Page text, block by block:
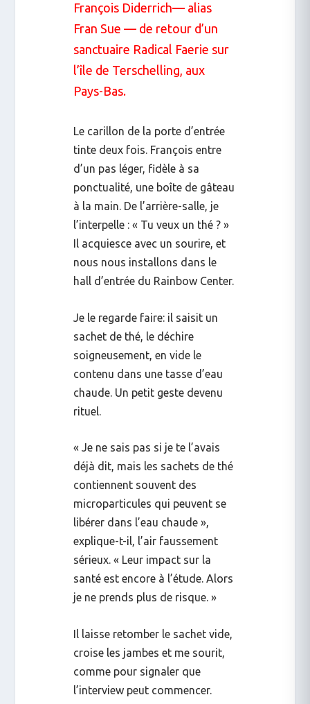
François Diderrich— alias
Fran Sue — de retour d’un
sanctuaire Radical Faerie sur
l’île de Terschelling, aux
Pays-Bas.
Le carillon de la porte d’entrée
tinte deux fois. François entre
d’un pas léger, fidèle à sa
ponctualité, une boîte de gâteau
à la main. De l’arrière-salle, je
l’interpelle : « Tu veux un thé ? »
Il acquiesce avec un sourire, et
nous nous installons dans le
hall d’entrée du Rainbow Center.
Je le regarde faire: il saisit un
sachet de thé, le déchire
soigneusement, en vide le
contenu dans une tasse d’eau
chaude. Un petit geste devenu
rituel.
« Je ne sais pas si je te l’avais
déjà dit, mais les sachets de thé
contiennent souvent des
microparticules qui peuvent se
libérer dans l’eau chaude »,
explique-t-il, l’air faussement
sérieux. « Leur impact sur la
santé est encore à l’étude. Alors
je ne prends plus de risque. »
Il laisse retomber le sachet vide,
croise les jambes et me sourit,
comme pour signaler que
l’interview peut commencer.